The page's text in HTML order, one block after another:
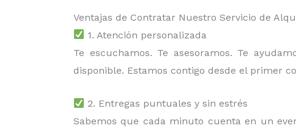
Ventajas de Contratar Nuestro Servicio de
1. Atención personalizada
Te escuchamos. Te asesoramos. Te
disponible. Estamos contigo desde el primer
2. Entregas puntuales y sin estrés
Sabemos que cada minuto cuenta en un